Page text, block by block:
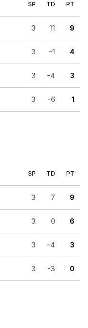
SP TD PT
3 11 9
3 -1 4
3 -4 3
3 -6 1
SP TD PT
3 7 9
3 0 6
3 -4 3
3 -3 0